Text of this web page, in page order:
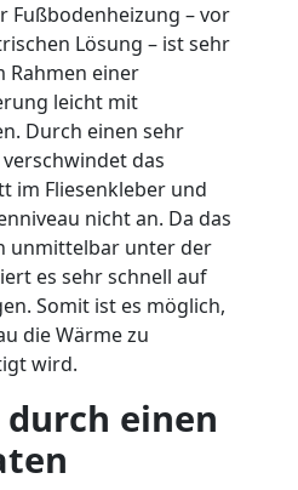
Fußbodenheizung – vor
Lösung – ist sehr
Rahmen einer
leicht mit
Durch einen sehr
das
im Fliesenkleber und
nicht an. Da das
unmittelbar unter der
es sehr schnell auf
Somit ist es möglich,
die Wärme zu
wird.
einen